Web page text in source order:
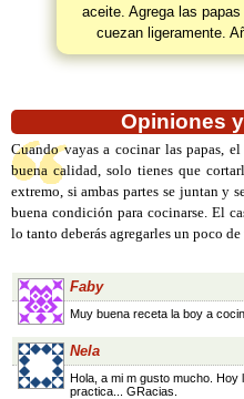
aceite. Agrega las
cuezan ligeramente.
Opiniones
Cuando vayas a cocinar las papas,
buena calidad, solo tienes que
extremo, si ambas partes se juntan y
buena condición para cocinarse. El
lo tanto deberás agregarles un poco
Faby
Muy buena receta la boy a
Nela
Hola, a mi m gusto mucho.
practica... GRacias.